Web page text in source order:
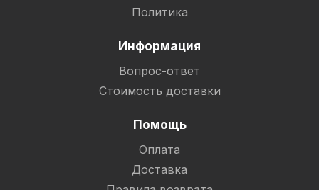
Политика
Информация
Вопрос-ответ
Стоимость доставки
Помощь
Оплата
Доставка